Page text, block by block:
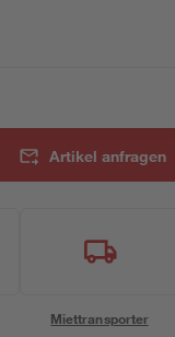
Artikel anfragen
Miettransporter